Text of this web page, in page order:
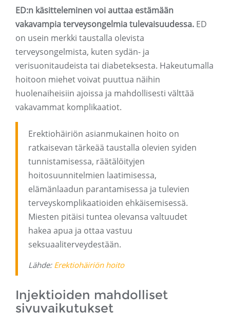
ED:n käsitteleminen voi auttaa estämään
vakavampia terveysongelmia tulevaisuudessa. ED
on usein merkki taustalla olevista
terveysongelmista, kuten sydän- ja
verisuonitaudeista tai diabeteksesta. Hakeutumalla
hoitoon miehet voivat puuttua näihin
huolenaiheisiin ajoissa ja mahdollisesti välttää
vakavammat komplikaatiot.
Erektiohäiriön asianmukainen hoito on
ratkaisevan tärkeää taustalla olevien syiden
tunnistamisessa, räätälöityjen
hoitosuunnitelmien laatimisessa,
elämänlaadun parantamisessa ja tulevien
terveyskomplikaatioiden ehkäisemisessä.
Miesten pitäisi tuntea olevansa valtuudet
hakea apua ja ottaa vastuu
seksuaaliterveydestään.
Lähde: Erektiohäiriön hoito
Injektioiden mahdolliset
sivuvaikutukset